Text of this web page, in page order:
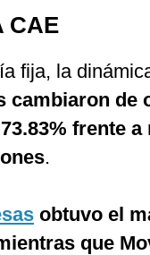
CAE
fija, la
cambiaron de
frente
.
obtuvo el
que